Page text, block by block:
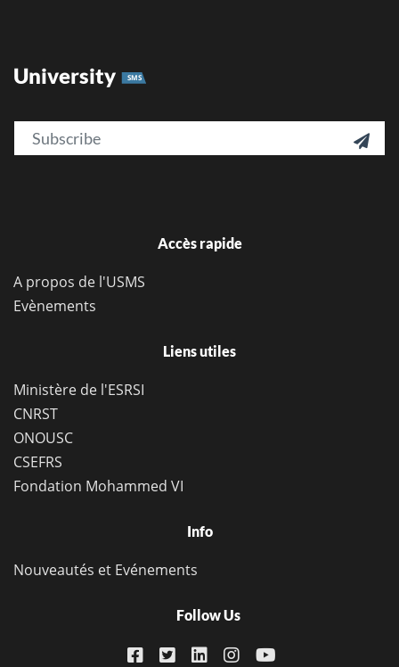
University SMS
Email 
Accès rapide
A propos de l'USMS
Evènements
Liens utiles
Ministère de l'ESRSI
CNRST
ONOUSC
CSEFRS
Fondation Mohammed VI
Info
Nouveautés et Evénements
Follow Us